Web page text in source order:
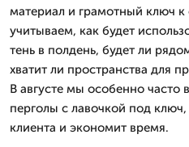
материал и грамотный ключ
учитываем, как будет
тень в полдень, будет ли
хватит ли пространства для
В августе мы особенно часто
перголы с лавочкой под
клиента и экономит время.